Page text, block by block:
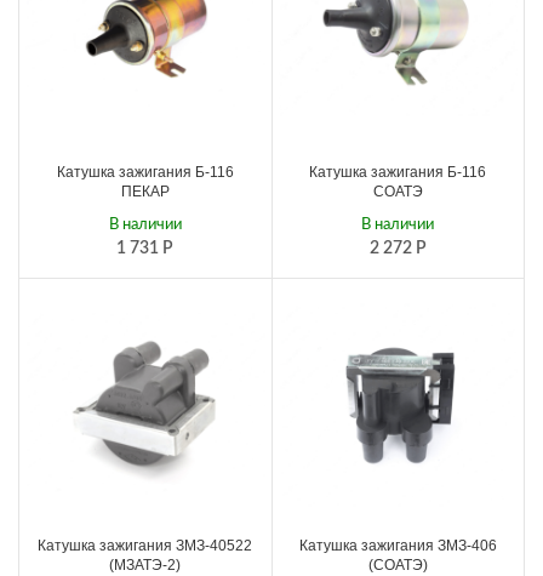
Катушка зажигания Б-116
ПЕКАР
1 731 Р
В наличии
Катушка зажигания Б-116
СОАТЭ
2 272 Р
В наличии
Катушка зажигания ЗМЗ-40522
(МЗАТЭ-2)
Катушка зажигания ЗМЗ-406
(СОАТЭ)